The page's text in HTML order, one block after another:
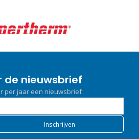
de nieuwsbrief
per jaar een nieuwsbrief.